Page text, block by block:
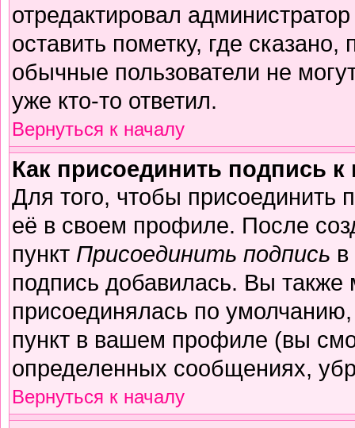
отредактировал
оставить пометку, где
обычные пользователи не
уже кто-то ответил.
Вернуться к началу
Как присоединить подпись
Для того, чтобы присоединить
её в своем профиле. После
пункт Присоединить подпись
подпись добавилась. Вы также
присоединялась по
пункт в вашем профиле (вы
определенных сообщениях,
Вернуться к началу